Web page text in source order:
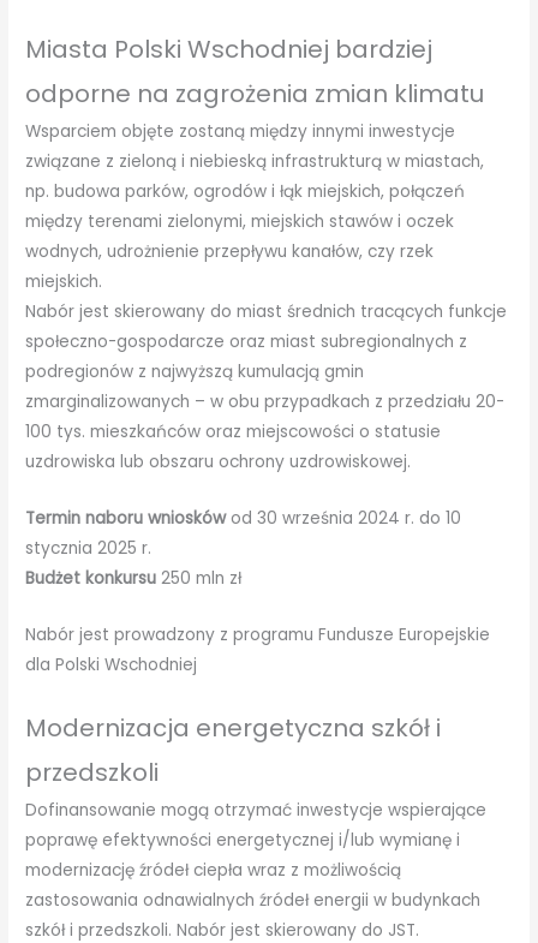
Miasta Polski Wschodniej bardziej
odporne na zagrożenia zmian klimatu
Wsparciem objęte zostaną między innymi inwestycje
związane z zieloną i niebieską infrastrukturą w miastach,
np. budowa parków, ogrodów i łąk miejskich, połączeń
między terenami zielonymi, miejskich stawów i oczek
wodnych, udrożnienie przepływu kanałów, czy rzek
miejskich.
Nabór jest skierowany do miast średnich tracących funkcje
społeczno-gospodarcze oraz miast subregionalnych z
podregionów z najwyższą kumulacją gmin
zmarginalizowanych – w obu przypadkach z przedziału 20-
100 tys. mieszkańców oraz miejscowości o statusie
uzdrowiska lub obszaru ochrony uzdrowiskowej.
Termin naboru wnioskówod 30 września 2024 r. do 10
stycznia 2025 r.
Budżet konkursu 250 mln zł
Nabór jest prowadzony z programu Fundusze Europejskie
dla Polski Wschodniej
Modernizacja energetyczna szkół i
przedszkoli
Dofinansowanie mogą otrzymać inwestycje wspierające
poprawę efektywności energetycznej i/lub wymianę i
modernizację źródeł ciepła wraz z możliwością
zastosowania odnawialnych źródeł energii w budynkach
szkół i przedszkoli. Nabór jest skierowany do JST.